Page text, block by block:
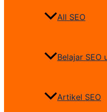
All SEO
Belajar SEO
Artikel SEO